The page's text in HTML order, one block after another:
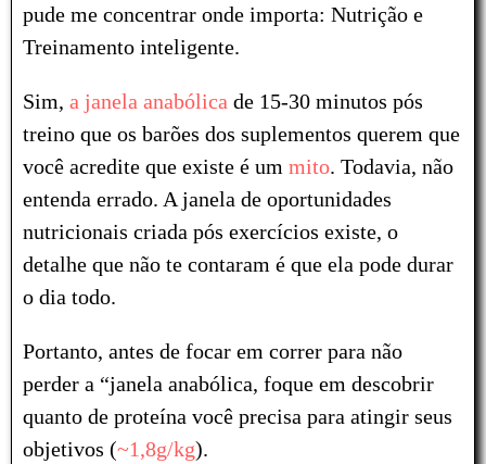
pude me concentrar onde importa: Nutrição e
Treinamento inteligente.
Sim, a janela anabólica de 15-30 minutos pós
treino que os barões dos suplementos querem que
você acredite que existe é um mito. Todavia, não
entenda errado. A janela de oportunidades
nutricionais criada pós exercícios existe, o
detalhe que não te contaram é que ela pode durar
o dia todo.
Portanto, antes de focar em correr para não
perder a “janela anabólica, foque em descobrir
quanto de proteína você precisa para atingir seus
objetivos (~1,8g/kg).